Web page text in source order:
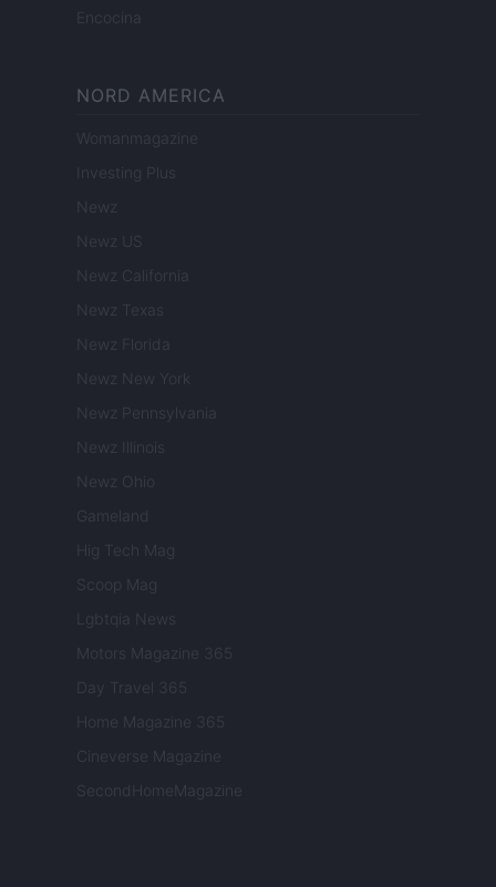
Encocina
NORD AMERICA
Womanmagazine
Investing Plus
Newz
Newz US
Newz California
Newz Texas
Newz Florida
Newz New York
Newz Pennsylvania
Newz Illinois
Newz Ohio
Gameland
Hig Tech Mag
Scoop Mag
Lgbtqia News
Motors Magazine 365
Day Travel 365
Home Magazine 365
Cineverse Magazine
SecondHomeMagazine